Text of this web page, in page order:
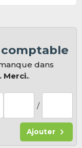
dans
Merci..
/
Ajouter